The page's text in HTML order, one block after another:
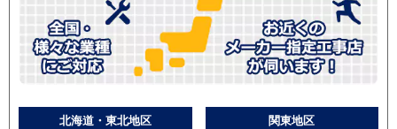
北海道・東北地区 関東地区